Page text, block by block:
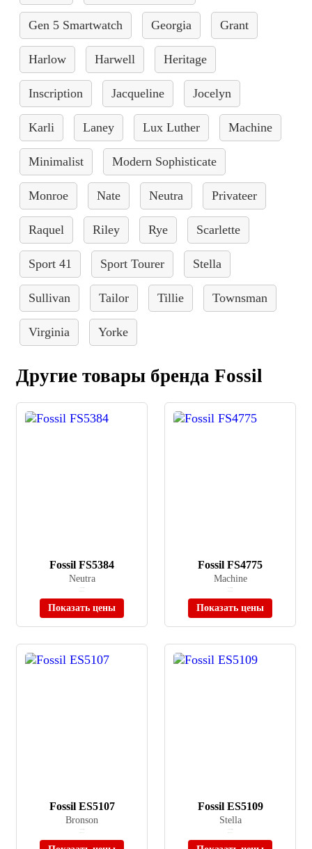
Gen 5 Smartwatch Georgia Grant
Harlow Harwell Heritage
Inscription Jacqueline Jocelyn
Karli Laney Lux Luther Machine
Minimalist Modern Sophisticate
Monroe Nate Neutra Privateer
Raquel Riley Rye Scarlette
Sport 41 Sport Tourer Stella
Sullivan Tailor Tillie Townsman
Virginia Yorke
Другие товары бренда Fossil
Fossil FS5384
Neutra
Показать цены
Fossil FS4775
Machine
Показать цены
Fossil ES5107
Bronson
Fossil ES5109
Stella